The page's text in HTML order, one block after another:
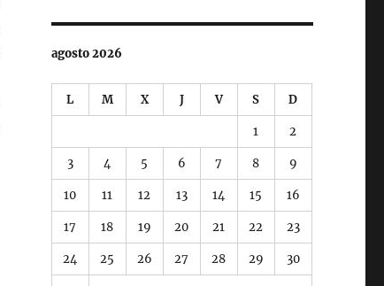
agosto 2026
L M X J V S D
1 2
3 4 5 6 7 8 9
10 11 12 13 14 15 16
17 18 19 20 21 22 23
24 25 26 27 28 29 30